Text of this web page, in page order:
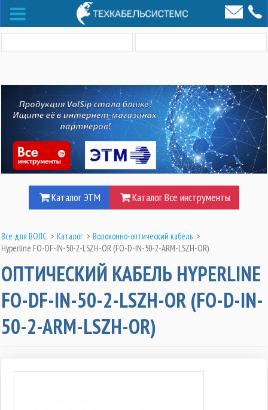
Каталог ЭТМ Каталог Все инструменты
Все для ВОЛС > Каталог > Волоконно-оптический кабель >
Hyperline FO-DF-IN-50-2-LSZH-OR (FO-D-IN-50-2-ARM-LSZH-OR)
ОПТИЧЕСКИЙ КАБЕЛЬ HYPERLINE
FO-DF-IN-50-2-LSZH-OR (FO-D-IN-
50-2-ARM-LSZH-OR)